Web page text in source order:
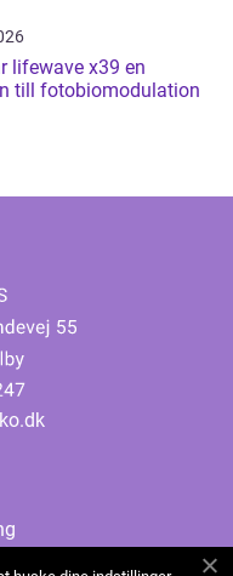
x39 en
till fotobiomodulation